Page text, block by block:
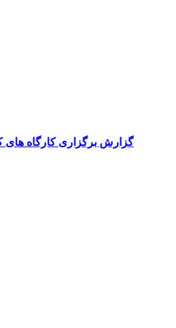
گزارش برگزاری کارگاه های